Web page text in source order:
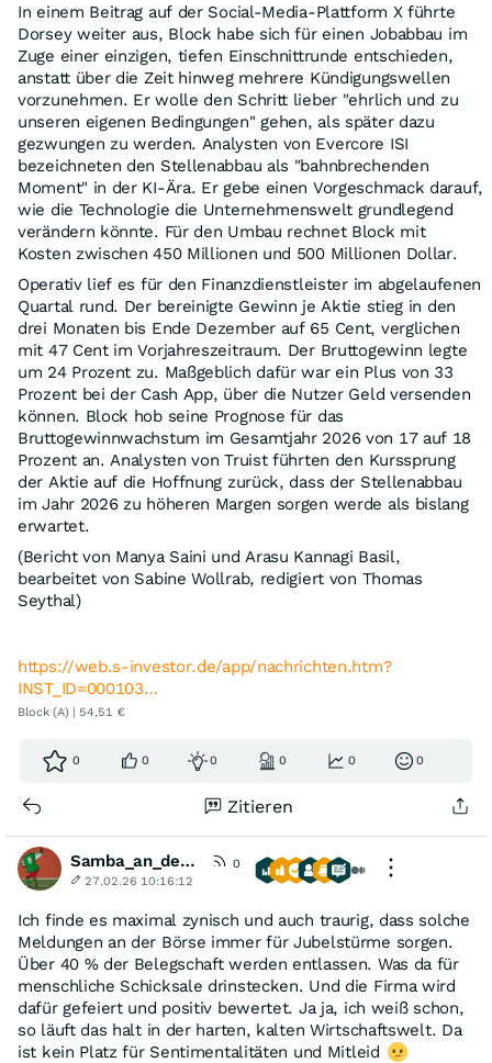
In einem Beitrag auf der Social-Media-Plattform X führte
Dorsey weiter aus, Block habe sich für einen Jobabbau im
Zuge einer einzigen, tiefen Einschnittrunde entschieden,
anstatt über die Zeit hinweg mehrere Kündigungswellen
vorzunehmen. Er wolle den Schritt lieber "ehrlich und zu
unseren eigenen Bedingungen" gehen, als später dazu
gezwungen zu werden. Analysten von Evercore ISI
bezeichneten den Stellenabbau als "bahnbrechenden
Moment" in der KI-Ära. Er gebe einen Vorgeschmack darauf,
wie die Technologie die Unternehmenswelt grundlegend
verändern könnte. Für den Umbau rechnet Block mit
Kosten zwischen 450 Millionen und 500 Millionen Dollar.
Operativ lief es für den Finanzdienstleister im abgelaufenen
Quartal rund. Der bereinigte Gewinn je Aktie stieg in den
drei Monaten bis Ende Dezember auf 65 Cent, verglichen
mit 47 Cent im Vorjahreszeitraum. Der Bruttogewinn legte
um 24 Prozent zu. Maßgeblich dafür war ein Plus von 33
Prozent bei der Cash App, über die Nutzer Geld versenden
können. Block hob seine Prognose für das
Bruttogewinnwachstum im Gesamtjahr 2026 von 17 auf 18
Prozent an. Analysten von Truist führten den Kurssprung
der Aktie auf die Hoffnung zurück, dass der Stellenabbau
im Jahr 2026 zu höheren Margen sorgen werde als bislang
erwartet.
(Bericht von Manya Saini und Arasu Kannagi Basil,
bearbeitet von Sabine Wollrab, redigiert von Thomas
Seythal)
https://web.s-investor.de/app/nachrichten.htm?
INST_ID=000103…
Block (A) | 54,51 €
0 0 0 0 0 0
Zitieren
Samba_an_der_Eckfahne
0
27.02.26 10:16:12
Ich finde es maximal zynisch und auch traurig, dass solche
Meldungen an der Börse immer für Jubelstürme sorgen.
Über 40 % der Belegschaft werden entlassen. Was da für
menschliche Schicksale drinstecken. Und die Firma wird
dafür gefeiert und positiv bewertet. Ja ja, ich weiß schon,
so läuft das halt in der harten, kalten Wirtschaftswelt. Da
ist kein Platz für Sentimentalitäten und Mitleid